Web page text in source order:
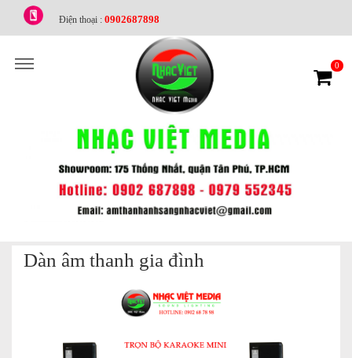
Điện thoại : 0902687898
0
Dàn âm thanh gia đình